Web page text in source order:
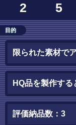
2 5
目的
限られた素材で
HQ品を製作する
評価納品数：3